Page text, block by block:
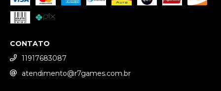
CONTATO
11917683087
atendimento@r7games.com.br